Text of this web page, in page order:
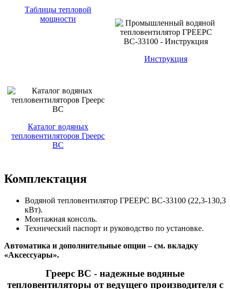
Таблицы тепловой
мощности
Инструкция
Каталог водяных
тепловентиляторов Греерс
ВС
Комплектация
Водяной тепловентилятор ГРЕЕРС ВС-33100 (22,3-130,3
кВт).
Монтажная консоль.
Технический паспорт и руководство по установке.
Автоматика и дополнительные опции – см. вкладку
«Аксессуары».
Греерс ВС - надежные водяные
тепловентиляторы от ведущего производителя с